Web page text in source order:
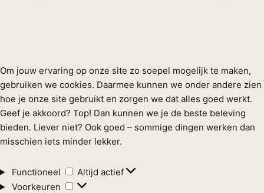
Om jouw ervaring op onze site zo soepel mogelijk te maken,
gebruiken we cookies. Daarmee kunnen we onder andere zien
hoe je onze site gebruikt en zorgen we dat alles goed werkt.
Geef je akkoord? Top! Dan kunnen we je de beste beleving
bieden. Liever niet? Ook goed – sommige dingen werken dan
misschien iets minder lekker.
Functioneel Functioneel
Altijd actief
Voorkeuren
Voorkeuren